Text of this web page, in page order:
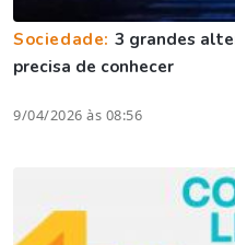
Sociedade: 3 grandes
precisa de conhecer
9/04/2026 às 08:56